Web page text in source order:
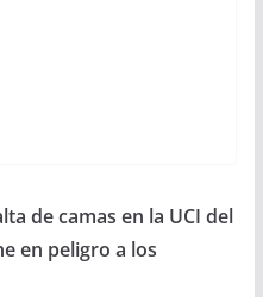
de camas en la UCI del
en peligro a los